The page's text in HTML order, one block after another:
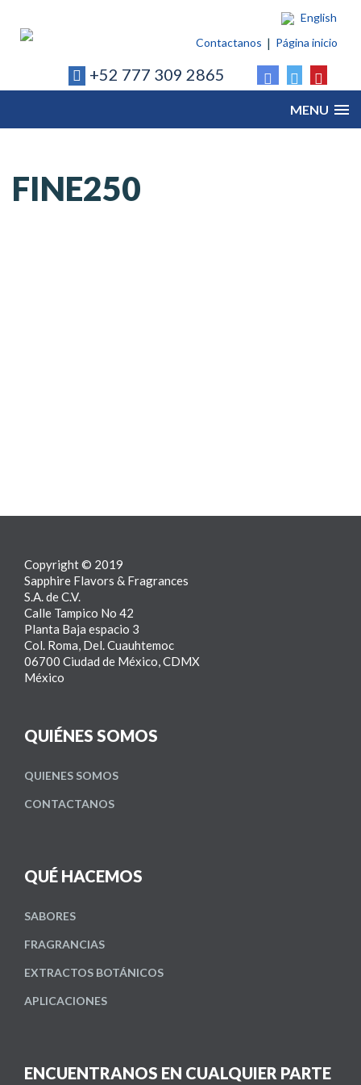
MENU
English
Contactanos
Página inicio
+52 777 309 2865
FINE250
Copyright © 2019
Sapphire Flavors & Fragrances
S.A. de C.V.
Calle Tampico No 42
Planta Baja espacio 3
Col. Roma, Del. Cuauhtemoc
06700 Ciudad de México, CDMX
México
QUIÉNES SOMOS
QUIENES SOMOS
CONTACTANOS
QUÉ HACEMOS
SABORES
FRAGRANCIAS
EXTRACTOS BOTÁNICOS
APLICACIONES
ENCUENTRANOS EN CUALQUIER PARTE